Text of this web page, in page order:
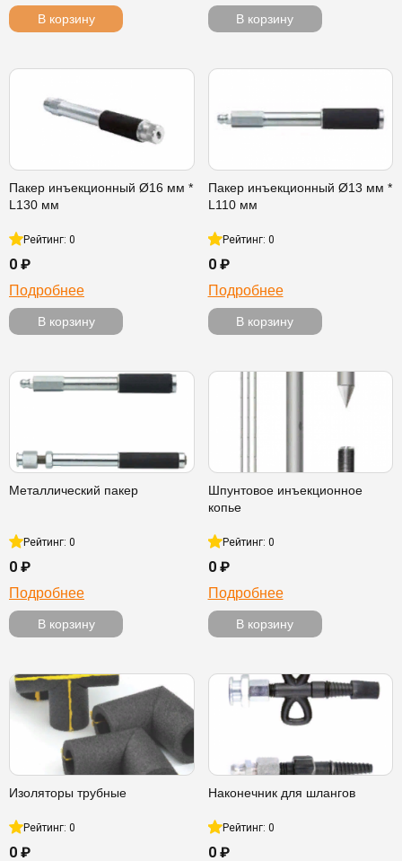
В корзину В корзину
Пакер инъекционный Ø16 мм *
L130 мм
Рейтинг: 0
0 ₽
Подробнее
В корзину
Пакер инъекционный Ø13 мм *
L110 мм
Рейтинг: 0
0 ₽
Подробнее
В корзину
Металлический пакер
Рейтинг: 0
0 ₽
Подробнее
В корзину
Шпунтовое инъекционное
копье
Рейтинг: 0
0 ₽
Подробнее
В корзину
Изоляторы трубные
Рейтинг: 0
0 ₽
Наконечник для шлангов
Рейтинг: 0
0 ₽